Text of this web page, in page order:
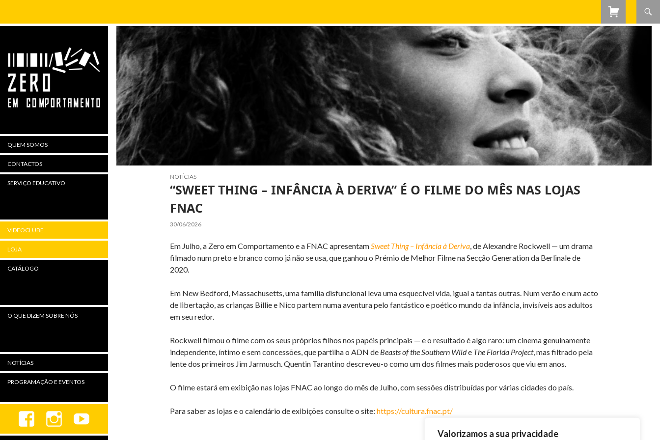
Valorizamos a sua privacidade
NOTÍCIAS
“SWEET THING – INFÂNCIA À DERIVA” É O FILME DO MÊS NAS LOJAS
FNAC
30/06/2026
Em Julho, a Zero em Comportamento e a FNAC apresentamSweet Thing – Infância à Deriva, de Alexandre Rockwell — um drama
filmado num preto e branco como já não se usa, que ganhou o Prémio de Melhor Filme na Secção Generation da Berlinale de
2020.
Em New Bedford, Massachusetts, uma família disfuncional leva uma esquecível vida, igual a tantas outras. Num verão e num acto
de libertação, as crianças Billie e Nico partem numa aventura pelo fantástico e poético mundo da infância, invisíveis aos adultos
em seu redor.
Rockwell filmou o filme com os seus próprios filhos nos papéis principais — e o resultado é algo raro: um cinema genuinamente
independente, íntimo e sem concessões, que partilha o ADN de Beasts of the Southern Wilde The Florida Project, mas filtrado pela
lente dos primeiros Jim Jarmusch. Quentin Tarantino descreveu-o como um dos filmes mais poderosos que viu em anos.
O filme estará em exibição nas lojas FNAC ao longo do mês de Julho, com sessões distribuídas por várias cidades do país.
Para saber as lojas e o calendário de exibições consulte o site: https://cultura.fnac.pt/
QUEM SOMOS
CONTACTOS
SERVIÇO EDUCATIVO
VIDEOCLUBE
LOJA
CATÁLOGO
O QUE DIZEM SOBRE NÓS
NOTÍCIAS
PROGRAMAÇÃO E EVENTOS